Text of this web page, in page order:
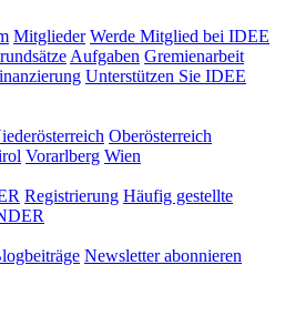
Mitglieder Werde Mitglied bei IDEE
Aufgaben Gremienarbeit
Unterstützen Sie IDEE
Oberösterreich
Vorarlberg Wien
Registrierung Häufig gestellte
Newsletter abonnieren